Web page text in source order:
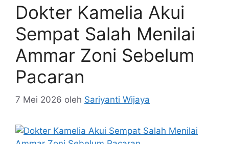
Dokter Kamelia Akui
Sempat Salah Menilai
Ammar Zoni Sebelum
Pacaran
7 Mei 2026 oleh Sariyanti Wijaya